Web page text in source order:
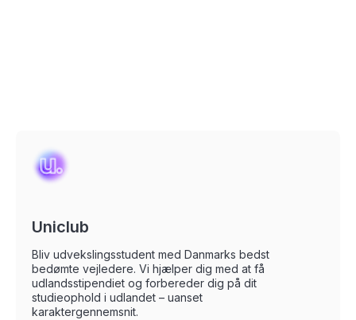
Uniclub
Bliv udvekslingsstudent med Danmarks bedst
bedømte vejledere. Vi hjælper dig med at få
udlandsstipendiet og forbereder dig på dit
studieophold i udlandet – uanset
karaktergennemsnit.